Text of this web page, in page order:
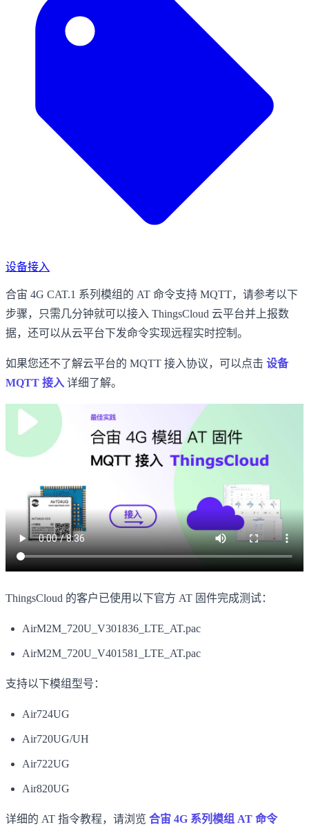
设备接入
合宙 4G CAT.1 系列模组的 AT 命令支持 MQTT，请参考以下
步骤，只需几分钟就可以接入 ThingsCloud 云平台并上报数
据，还可以从云平台下发命令实现远程实时控制。
如果您还不了解云平台的 MQTT 接入协议，可以点击 设备
MQTT 接入 详细了解。
ThingsCloud 的客户已使用以下官方 AT 固件完成测试：
AirM2M_720U_V301836_LTE_AT.pac
AirM2M_720U_V401581_LTE_AT.pac
支持以下模组型号：
Air724UG
Air720UG/UH
Air722UG
Air820UG
详细的 AT 指令教程，请浏览 合宙 4G 系列模组 AT 命令